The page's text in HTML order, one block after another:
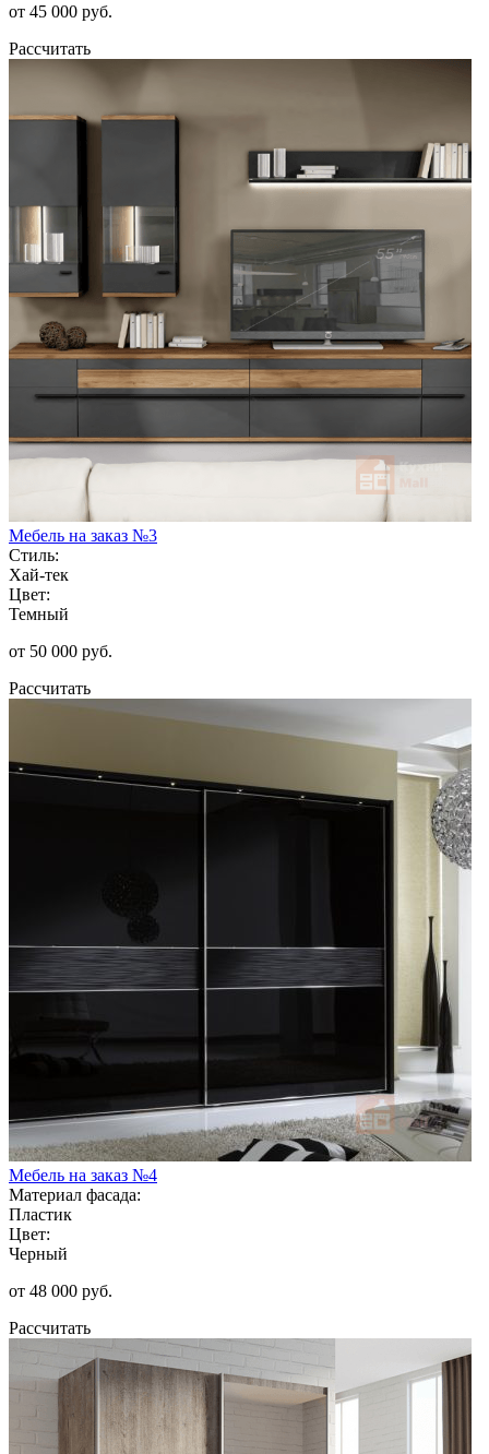
от 45 000 руб.
Рассчитать
Мебель на заказ №3
Стиль:
Хай-тек
Цвет:
Темный
от 50 000 руб.
Рассчитать
Мебель на заказ №4
Материал фасада:
Пластик
Цвет:
Черный
от 48 000 руб.
Рассчитать